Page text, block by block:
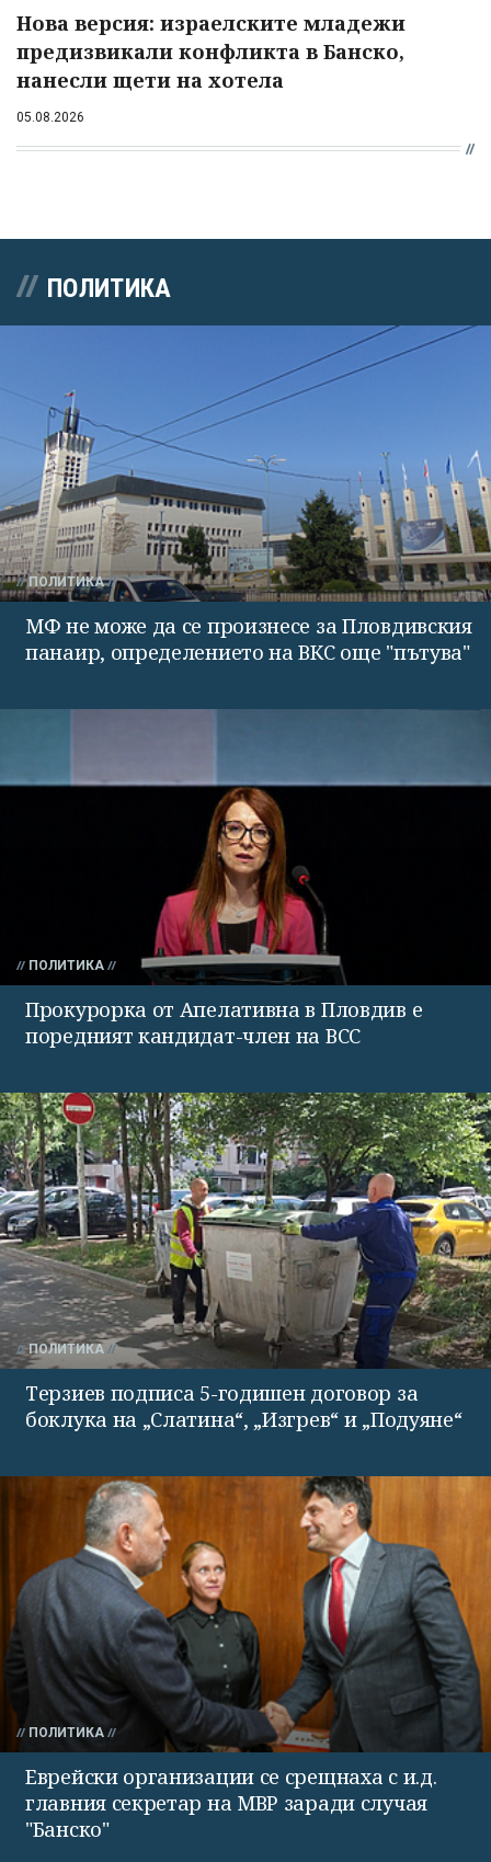
Нова версия: израелските младежи
предизвикали конфликта в Банско,
нанесли щети на хотела
05.08.2026
ПОЛИТИКА
ПОЛИТИКА
МФ не може да се произнесе за Пловдивския
панаир, определението на ВКС още "пътува"
ПОЛИТИКА
Прокурорка от Апелативна в Пловдив е
поредният кандидат-член на ВСС
ПОЛИТИКА
Терзиев подписа 5-годишен договор за
боклука на „Слатина“, „Изгрев“ и „Подуяне“
ПОЛИТИКА
Еврейски организации се срещнаха с и.д.
главния секретар на МВР заради случая
"Банско"